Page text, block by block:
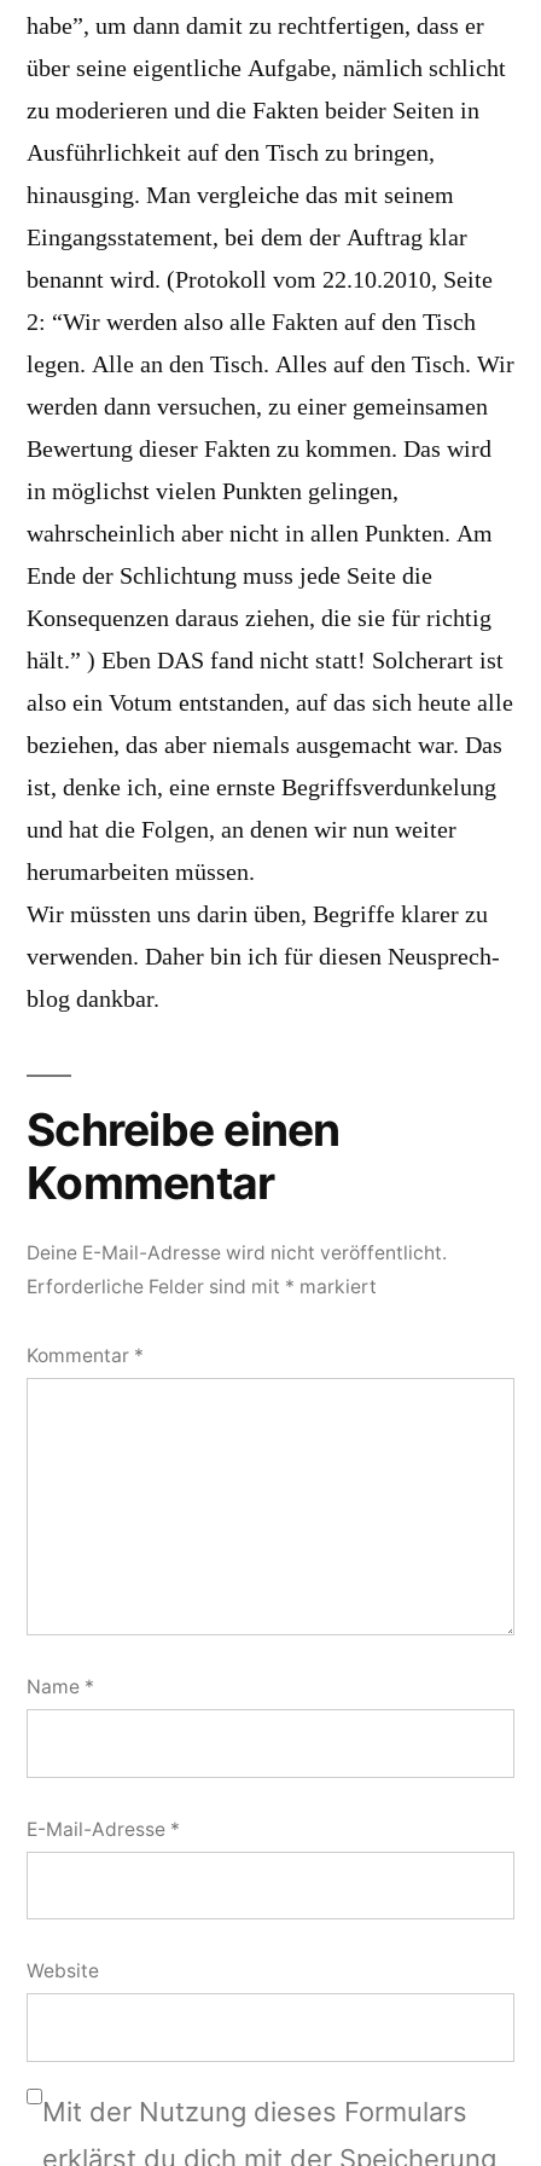
habe”, um dann damit zu rechtfertigen, dass er
über seine eigentliche Aufgabe, nämlich schlicht
zu moderieren und die Fakten beider Seiten in
Ausführlichkeit auf den Tisch zu bringen,
hinausging. Man vergleiche das mit seinem
Eingangsstatement, bei dem der Auftrag klar
benannt wird. (Protokoll vom 22.10.2010, Seite
2: “Wir werden also alle Fakten auf den Tisch
legen. Alle an den Tisch. Alles auf den Tisch. Wir
werden dann versuchen, zu einer gemeinsamen
Bewertung dieser Fakten zu kommen. Das wird
in möglichst vielen Punkten gelingen,
wahrscheinlich aber nicht in allen Punkten. Am
Ende der Schlichtung muss jede Seite die
Konsequenzen daraus ziehen, die sie für richtig
hält.” ) Eben DAS fand nicht statt! Solcherart ist
also ein Votum entstanden, auf das sich heute alle
beziehen, das aber niemals ausgemacht war. Das
ist, denke ich, eine ernste Begriffsverdunkelung
und hat die Folgen, an denen wir nun weiter
herumarbeiten müssen.
Wir müssten uns darin üben, Begriffe klarer zu
verwenden. Daher bin ich für diesen Neusprech-
blog dankbar.
Schreibe einen
Kommentar
Deine E-Mail-Adresse wird nicht veröffentlicht.
Erforderliche Felder sind mit * markiert
Kommentar *
Name *
E-Mail-Adresse *
Website
Mit der Nutzung dieses Formulars
erklärst du dich mit der Speicherung